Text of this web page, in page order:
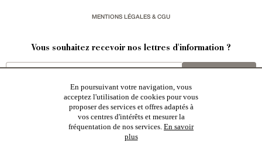
MENTIONS LÉGALES & CGU
Vous souhaitez recevoir nos lettres d'information ?
Patrice Besse est une agence immobilière basée à Paris, ayant créé un réseau national spécialisé
En poursuivant votre navigation, vous
acceptez l'utilisation de cookies pour vous
proposer des services et offres adaptés à
vos centres d'intérêts et mesurer la
fréquentation de nos services. En savoir
plus